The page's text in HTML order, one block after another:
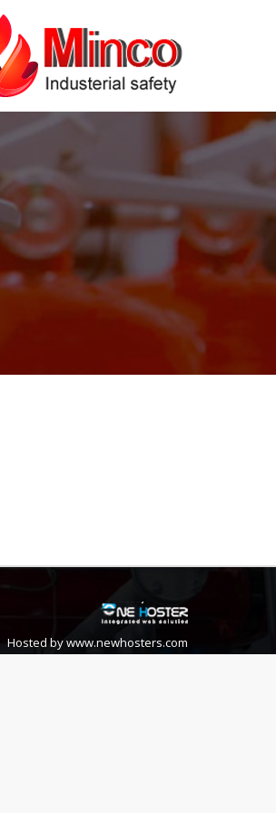
Hosted bywww.newhosters.com